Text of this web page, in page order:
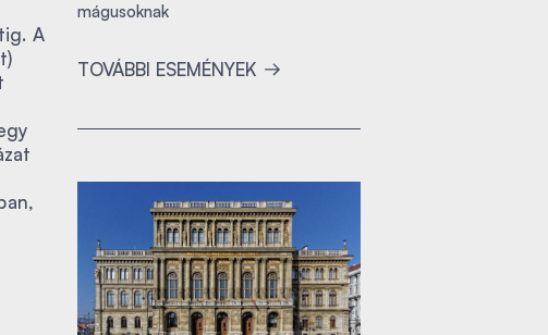
A
mágusoknak
TOVÁBBI ESEMÉNYEK